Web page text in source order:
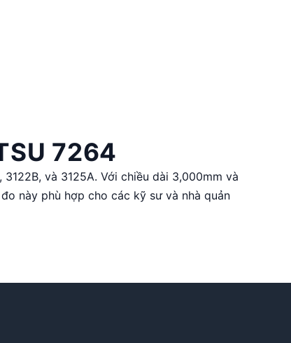
7264
và 3125A. Với chiều dài 3,000mm và
này phù hợp cho các kỹ sư và nhà quản